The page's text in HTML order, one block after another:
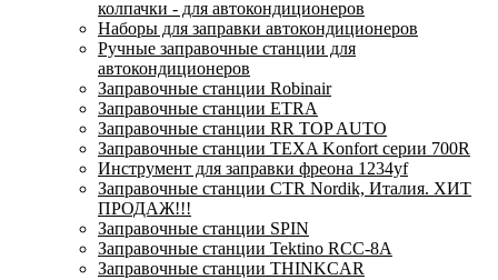
колпачки - для автокондиционеров
Наборы для заправки автокондиционеров
Ручные заправочные станции для
автокондиционеров
Заправочные станции Robinair
Заправочные станции ETRA
Заправочные станции RR TOP AUTO
Заправочные станции TEXA Konfort серии 700R
Инструмент для заправки фреона 1234yf
Заправочные станции CTR Nordik, Италия. ХИТ
ПРОДАЖ!!!
Заправочные станции SPIN
Заправочные станции Tektino RCC-8A
Заправочные станции THINKCAR